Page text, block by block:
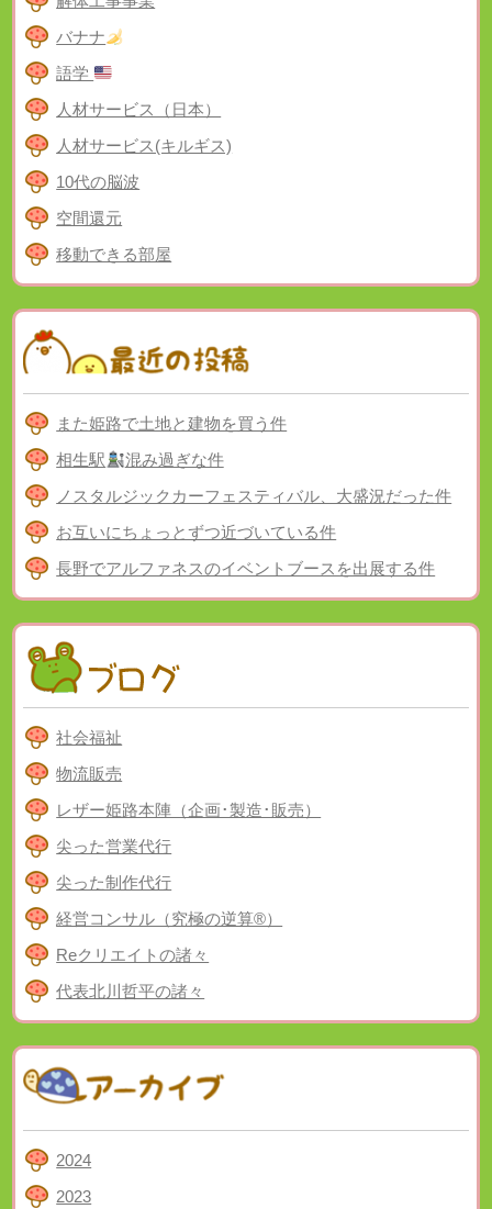
バナナ
語学
人材サービス（日本）
人材サービス(キルギス)
10代の脳波
空間還元
移動できる部屋
また姫路で土地と建物を買う件
相生駅
混み過ぎな件
ノスタルジックカーフェスティバル、大盛況だった件
お互いにちょっとずつ近づいている件
長野でアルファネスのイベントブースを出展する件
社会福祉
物流販売
レザー姫路本陣（企画･製造･販売）
尖った営業代行
尖った制作代行
経営コンサル（究極の逆算®）
Reクリエイトの諸々
代表北川哲平の諸々
2024
2023